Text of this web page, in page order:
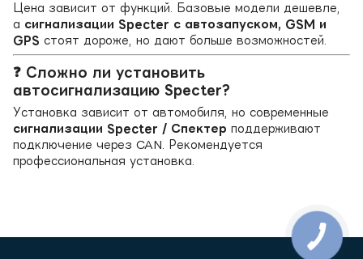
Цена зависит от функций. Базовые модели дешевле,
а сигнализации Specter с автозапуском, GSM и
GPS стоят дороже, но дают больше возможностей.
❓ Сложно ли установить
автосигнализацию Specter?
Установка зависит от автомобиля, но современные
сигнализации Specter / Спектер поддерживают
подключение через CAN. Рекомендуется
профессиональная установка.